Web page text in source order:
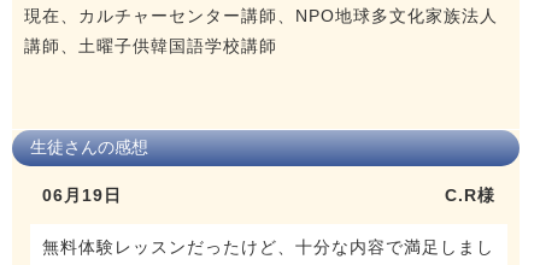
現在、カルチャーセンター講師、NPO地球多文化家族法人
講師、土曜子供韓国語学校講師
生徒さんの感想
06月19日 C.R様
無料体験レッスンだったけど、十分な内容で満足しまし